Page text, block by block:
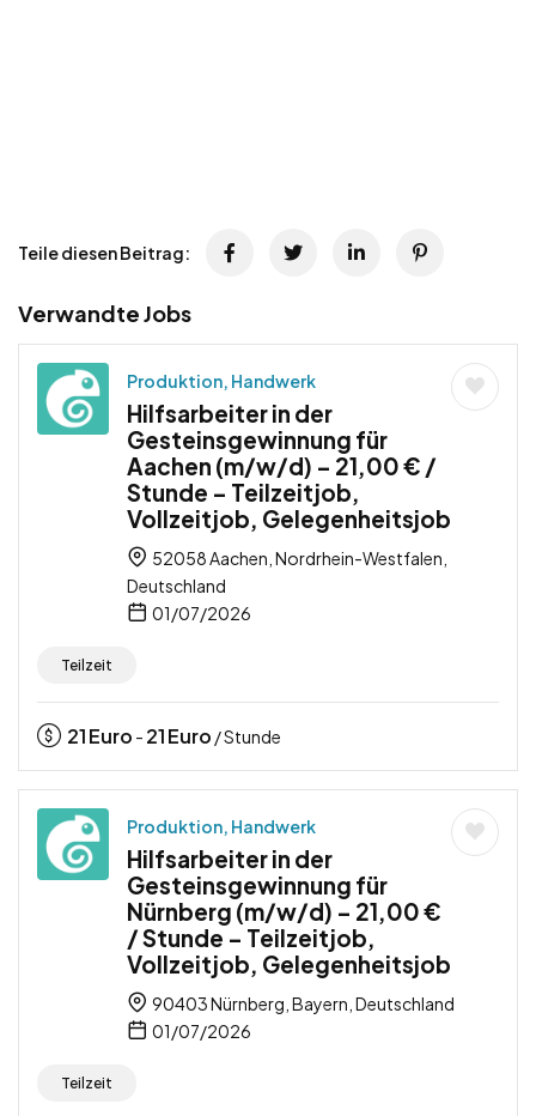
Teile diesen Beitrag:
Verwandte Jobs
Produktion, Handwerk
Hilfsarbeiter in der
Gesteinsgewinnung für
Aachen (m/w/d) – 21,00 € /
Stunde – Teilzeitjob,
Vollzeitjob, Gelegenheitsjob
52058 Aachen, Nordrhein-Westfalen,
Deutschland
01/07/2026
Teilzeit
21Euro - 21Euro / Stunde
Produktion, Handwerk
Hilfsarbeiter in der
Gesteinsgewinnung für
Nürnberg (m/w/d) – 21,00 €
/ Stunde – Teilzeitjob,
Vollzeitjob, Gelegenheitsjob
90403 Nürnberg, Bayern, Deutschland
01/07/2026
Teilzeit